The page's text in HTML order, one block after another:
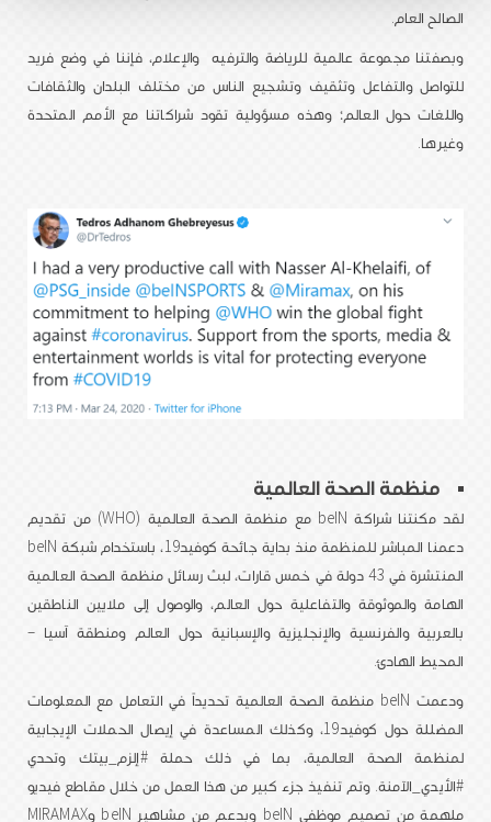
الصالح العام.
وبصفتنا مجموعة عالمية للرياضة والترفيه والإعلام، فإننا في وضع فريد
للتواصل والتفاعل وتثقيف وتشجيع الناس من مختلف البلدان والثقافات
واللغات حول العالم؛ وهذه مسؤولية تقود شراكاتنا مع الأمم المتحدة
وغيرها.
منظمة الصحة العالمية
لقد مكنتنا شراكة beIN مع منظمة الصحة العالمية (WHO) من تقديم
دعمنا المباشر للمنظمة منذ بداية جائحة كوفيد19، باستخدام شبكة beIN
المنتشرة في 43 دولة في خمس قارات، لبث رسائل منظمة الصحة العالمية
الهامة والموثوقة والتفاعلية حول العالم، والوصول إلى ملايين الناطقين
بالعربية والفرنسية والإنجليزية والإسبانية حول العالم ومنطقة آسيا –
المحيط الهادئ.
ودعمت beIN منظمة الصحة العالمية تحديداً في التعامل مع المعلومات
المضللة حول كوفيد19، وكذلك المساعدة في إيصال الحملات الإيجابية
لمنظمة الصحة العالمية، بما في ذلك حملة #إلزم_بيتك وتحدي
#الأيدي_الآمنة. وتم تنفيذ جزء كبير من هذا العمل من خلال مقاطع فيديو
ملهمة من تصميم موظفي beIN وبدعم من مشاهير beIN وMIRAMAX